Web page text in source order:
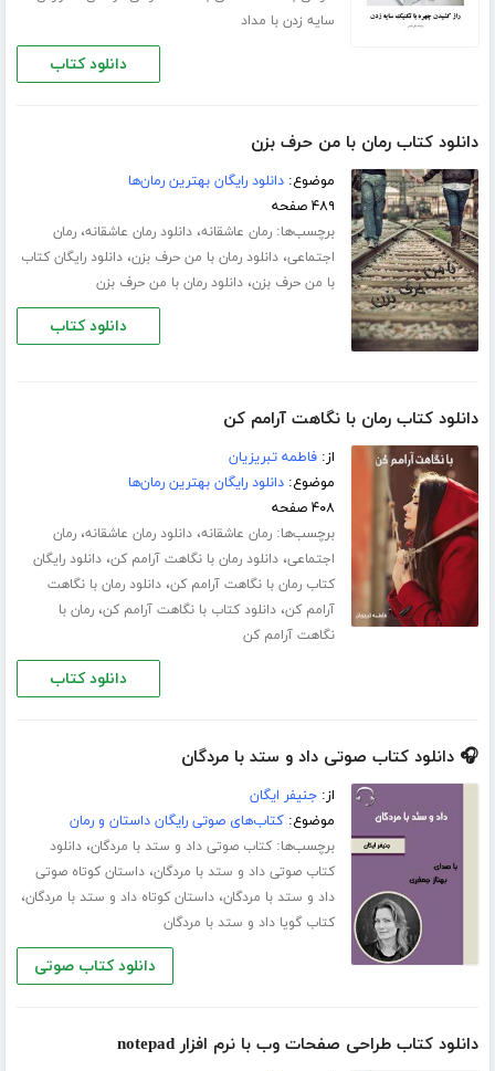
سایه زدن با مداد
دانلود کتاب
دانلود کتاب رمان با من حرف بزن
موضوع:دانلود رایگان بهترین رمان‌ها
۴۸۹ صفحه
برچسب‌ها:رمان عاشقانه،دانلود رمان عاشقانه،رمان
اجتماعی،دانلود رمان با من حرف بزن،دانلود رایگان کتاب
با من حرف بزن،دانلود رمان با من حرف بزن
دانلود کتاب
دانلود کتاب رمان با نگاهت آرامم کن
از:فاطمه تبریزیان
موضوع:دانلود رایگان بهترین رمان‌ها
۴۰۸ صفحه
برچسب‌ها:رمان عاشقانه،دانلود رمان عاشقانه،رمان
اجتماعی،دانلود رمان با نگاهت آرامم کن،دانلود رایگان
کتاب رمان با نگاهت آرامم کن،دانلود رمان با نگاهت
آرامم کن،دانلود کتاب با نگاهت آرامم کن،رمان با
نگاهت آرامم کن
دانلود کتاب
🎧 دانلود کتاب صوتی داد و ستد با مردگان
از:جنیفر ایگان
موضوع:کتاب‌های صوتی رایگان داستان و رمان
برچسب‌ها:کتاب صوتی داد و ستد با مردگان،دانلود
کتاب صوتی داد و ستد با مردگان،داستان کوتاه صوتی
داد و ستد با مردگان،داستان کوتاه داد و ستد با مردگان،
کتاب گویا داد و ستد با مردگان
دانلود کتاب صوتی
دانلود کتاب طراحی صفحات وب با نرم افزار notepad